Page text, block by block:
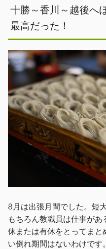
十勝～香川～越後へ
最高だった！
8月は出張月間でした。短
もちろん教職員は仕事が
休または有休をとってま
い倒れ期間はないわけです。